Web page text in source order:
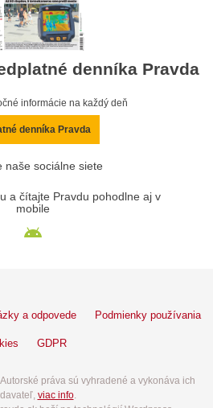
denníka Pravda
informácie na každý deň
denníka Pravda
naše sociálne siete
a čítajte Pravdu pohodlne aj v
mobile
a odpovede Podmienky používania
GDPR
práva sú vyhradené a vykonáva ich
viac info.